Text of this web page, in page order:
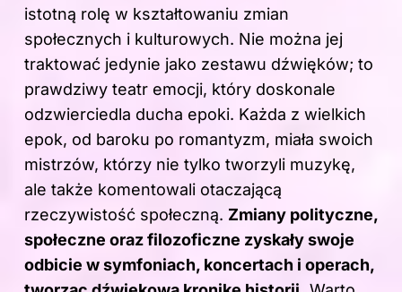
istotną rolę w kształtowaniu zmian
społecznych i kulturowych. Nie można jej
traktować jedynie jako zestawu dźwięków; to
prawdziwy teatr emocji, który doskonale
odzwierciedla ducha epoki. Każda z wielkich
epok, od baroku po romantyzm, miała swoich
mistrzów, którzy nie tylko tworzyli muzykę,
ale także komentowali otaczającą
rzeczywistość społeczną. Zmiany polityczne,
społeczne oraz filozoficzne zyskały swoje
odbicie w symfoniach, koncertach i operach,